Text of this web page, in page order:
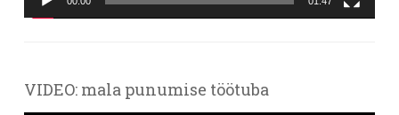
VIDEO: mala punumise töötuba